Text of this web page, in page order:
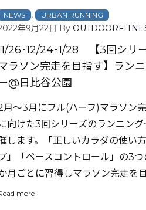
NEWS , URBAN RUNNING
年9月22日 By
26･12/24･1/28 【3回シリ
ラソン完走を目指す】ラン
@日比谷公園
月～3月にフル(ハーフ)マラソン
向けた3回シリーズのランニン
します。「正しいカラダの使い
」「ペースコントロール」の3つ
月ごとに習得しマラソン完走を
more